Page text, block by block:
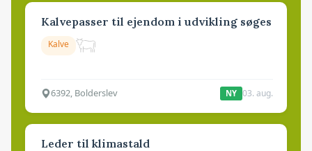
Kalvepasser til ejendom i udvikling søges
Kalve
6392, Bolderslev NY 03. aug.
Leder til klimastald